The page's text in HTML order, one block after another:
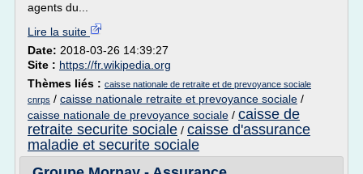
agents du...
Lire la suite
Date: 2018-03-26 14:39:27
Site : https://fr.wikipedia.org
Thèmes liés : caisse nationale de retraite et de prevoyance sociale
cnrps / caisse nationale retraite et prevoyance sociale /
caisse nationale de prevoyance sociale / caisse de
retraite securite sociale / caisse d'assurance
maladie et securite sociale